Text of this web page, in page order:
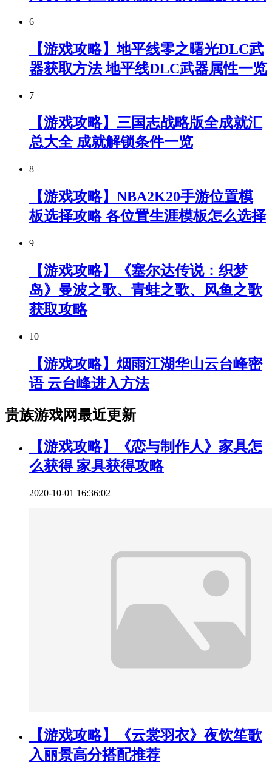
6
【游戏攻略】地平线零之曙光DLC武
器获取方法 地平线DLC武器属性一览
7
【游戏攻略】三国志战略版全成就汇
总大全 成就解锁条件一览
8
【游戏攻略】NBA2K20手游位置模
板选择攻略 各位置生涯模板怎么选择
9
【游戏攻略】《塞尔达传说：织梦
岛》曼波之歌、青蛙之歌、风鱼之歌
获取攻略
10
【游戏攻略】烟雨江湖华山云台峰密
语 云台峰进入方法
贵族游戏网最近更新
【游戏攻略】《恋与制作人》家具怎
么获得 家具获得攻略
2020-10-01 16:36:02
【游戏攻略】《云裳羽衣》夜饮笙歌
入丽景高分搭配推荐